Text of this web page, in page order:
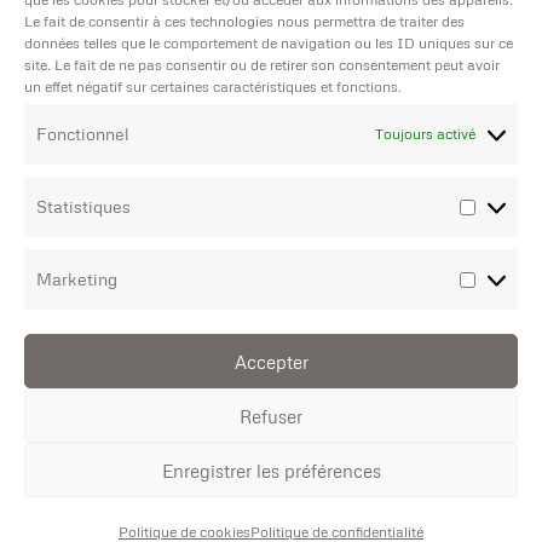
Le fait de consentir à ces technologies nous permettra de traiter des
données telles que le comportement de navigation ou les ID uniques sur ce
site. Le fait de ne pas consentir ou de retirer son consentement peut avoir
un effet négatif sur certaines caractéristiques et fonctions.
Fonctionnel Toujours activé
Statistiques
Marketing
Accepter
Refuser
Enregistrer les préférences
Politique de cookiesPolitique de confidentialité
> Conditions
14h15 / 18h00 sites Internet
Devis Textile